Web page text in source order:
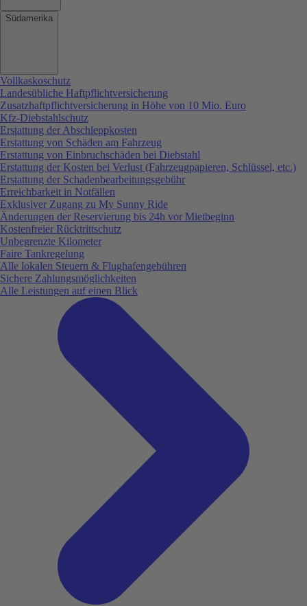
Südamerika
Vollkaskoschutz
Landesübliche Haftpflichtversicherung
Zusatzhaftpflichtversicherung in Höhe von 10 Mio. Euro
Kfz-Diebstahlschutz
Erstattung der Abschleppkosten
Erstattung von Schäden am Fahrzeug
Erstattung von Einbruchschäden bei Diebstahl
Erstattung der Kosten bei Verlust (Fahrzeugpapieren, Schlüssel, etc.)
Erstattung der Schadenbearbeitungsgebühr
Erreichbarkeit in Notfällen
Exklusiver Zugang zu My Sunny Ride
Änderungen der Reservierung bis 24h vor Mietbeginn
Kostenfreier Rücktrittschutz
Unbegrenzte Kilometer
Faire Tankregelung
Alle lokalen Steuern & Flughafengebühren
Sichere Zahlungsmöglichkeiten
Alle Leistungen auf einen Blick